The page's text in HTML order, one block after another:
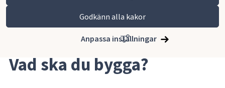
Godkänn alla kakor
Anpassa inställningar
Vara kommun
Bygga, miljö och infrastruktur
Bygga nytt, ändra eller riva
Vad ska du bygga?
Vad ska du bygga?